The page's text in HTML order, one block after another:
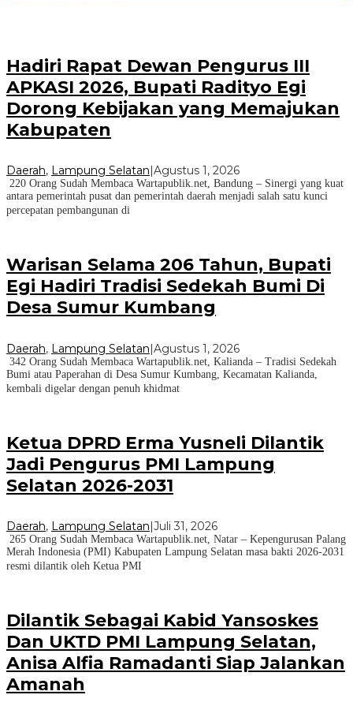
Hadiri Rapat Dewan Pengurus III
APKASI 2026, Bupati Radityo Egi
Dorong Kebijakan yang Memajukan
Kabupaten
Daerah, Lampung Selatan|Agustus 1, 2026
220 Orang Sudah Membaca Wartapublik.net, Bandung – Sinergi yang kuat
antara pemerintah pusat dan pemerintah daerah menjadi salah satu kunci
percepatan pembangunan di
Warisan Selama 206 Tahun, Bupati
Egi Hadiri Tradisi Sedekah Bumi Di
Desa Sumur Kumbang
Daerah, Lampung Selatan|Agustus 1, 2026
342 Orang Sudah Membaca Wartapublik.net, Kalianda – Tradisi Sedekah
Bumi atau Paperahan di Desa Sumur Kumbang, Kecamatan Kalianda,
kembali digelar dengan penuh khidmat
Ketua DPRD Erma Yusneli Dilantik
Jadi Pengurus PMI Lampung
Selatan 2026-2031
Daerah, Lampung Selatan|Juli 31, 2026
265 Orang Sudah Membaca Wartapublik.net, Natar – Kepengurusan Palang
Merah Indonesia (PMI) Kabupaten Lampung Selatan masa bakti 2026-2031
resmi dilantik oleh Ketua PMI
Dilantik Sebagai Kabid Yansoskes
Dan UKTD PMI Lampung Selatan,
Anisa Alfia Ramadanti Siap Jalankan
Amanah